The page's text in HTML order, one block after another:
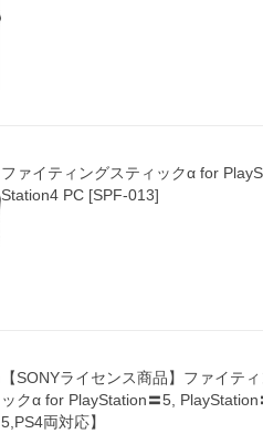
ファイティングスティックα for
Station4 PC [SPF-013]
【SONYライセンス商品】ファイテ
ックα for PlayStation〓5, PlayStation
5,PS4両対応】